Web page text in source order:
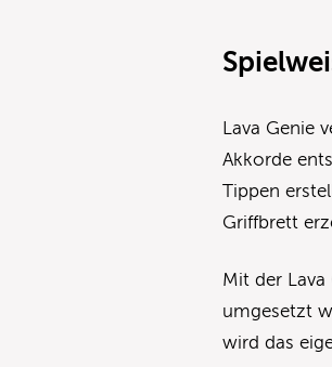
Lava Genie
Akkorde
Tippen
Griffbrett
Mit der
umgesetzt
wird das